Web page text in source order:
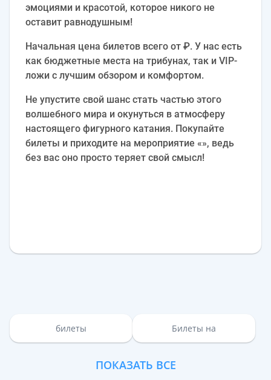
эмоциями и красотой, которое никого не
оставит равнодушным!
Начальная цена билетов всего от ₽. У нас есть
как бюджетные места на трибунах, так и VIP-
ложи с лучшим обзором и комфортом.
Не упустите свой шанс стать частью этого
волшебного мира и окунуться в атмосферу
настоящего фигурного катания. Покупайте
билеты и приходите на мероприятие «», ведь
без вас оно просто теряет свой смысл!
билеты Билеты на
ПОКАЗАТЬ ВСЕ